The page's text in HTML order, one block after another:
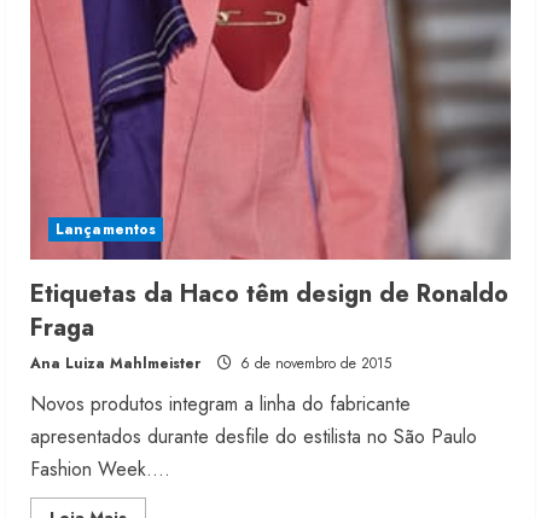
Fraga
Lançamentos
Etiquetas da Haco têm design de Ronaldo
Fraga
Ana Luiza Mahlmeister 6 de novembro de 2015
Novos produtos integram a linha do fabricante
apresentados durante desfile do estilista no São Paulo
Fashion Week....